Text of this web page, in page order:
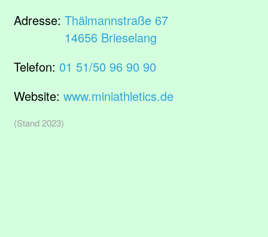
Adresse: Thälmannstraße 67
14656 Brieselang
Telefon: 01 51/50 96 90 90
Website: www.miniathletics.de
(Stand 2023)